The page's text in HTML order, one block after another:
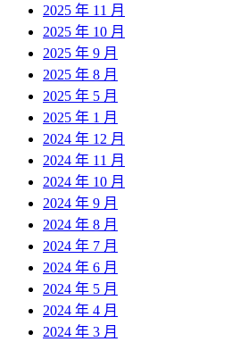
2025 年 11 月
2025 年 10 月
2025 年 9 月
2025 年 8 月
2025 年 5 月
2025 年 1 月
2024 年 12 月
2024 年 11 月
2024 年 10 月
2024 年 9 月
2024 年 8 月
2024 年 7 月
2024 年 6 月
2024 年 5 月
2024 年 4 月
2024 年 3 月